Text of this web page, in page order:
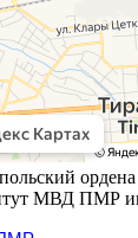
МВД ПМР